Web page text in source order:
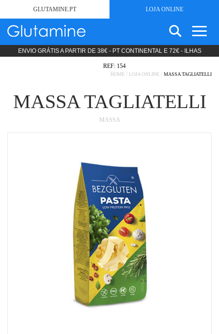
GLUTAMINE.PT LOJA ONLINE
SEM GLÚTEN
COSMÉTICA
CARRINHO DE COMPRAS
SEARCH
ENVIO GRÁTIS A PARTIR DE 38€ - PT CONTINENTAL E 72€ - ILHAS
REF: 154
HOME / LOJA ONLINE / MASSA TAGLIATELLI
MASSA TAGLIATELLI
MASSA